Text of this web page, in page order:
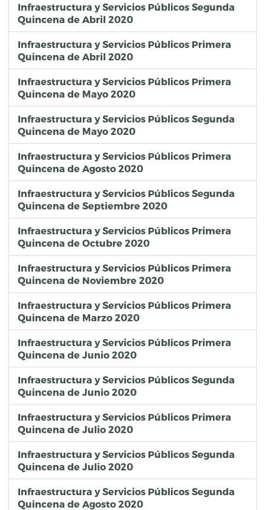
Infraestructura y Servicios Públicos Segunda
Quincena de Abril 2020
Infraestructura y Servicios Públicos Primera
Quincena de Abril 2020
Infraestructura y Servicios Públicos Primera
Quincena de Mayo 2020
Infraestructura y Servicios Públicos Segunda
Quincena de Mayo 2020
Infraestructura y Servicios Públicos Primera
Quincena de Agosto 2020
Infraestructura y Servicios Públicos Segunda
Quincena de Septiembre 2020
Infraestructura y Servicios Públicos Primera
Quincena de Octubre 2020
Infraestructura y Servicios Públicos Primera
Quincena de Noviembre 2020
Infraestructura y Servicios Públicos Primera
Quincena de Marzo 2020
Infraestructura y Servicios Públicos Primera
Quincena de Junio 2020
Infraestructura y Servicios Públicos Segunda
Quincena de Junio 2020
Infraestructura y Servicios Públicos Primera
Quincena de Julio 2020
Infraestructura y Servicios Públicos Segunda
Quincena de Julio 2020
Infraestructura y Servicios Públicos Segunda
Quincena de Agosto 2020